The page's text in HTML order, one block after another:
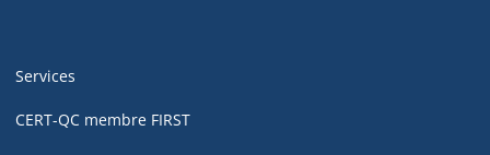
de
pied
de
Services
CERT-QC membre FIRST